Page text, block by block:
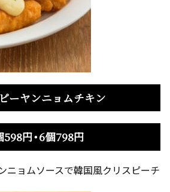
ーヤンニョムチキン
598円・6個798円
ニョムソースで韓国風クリスピーチ